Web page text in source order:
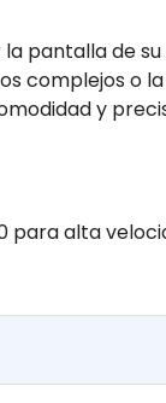
pantalla de
complejos o
y
para alta